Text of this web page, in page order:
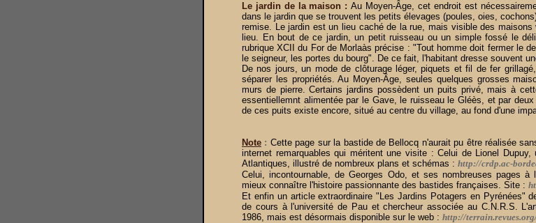
Le jardin de la maison :Au Moyen-Âge, cet endroit est
dans le jardin que se trouvent les petits élevages (poules, oies,
remise. Le jardin est un lieu caché de la rue, mais visible des
lieu. En bout de ce jardin, un petit ruisseau ou un simple fossé le
rubrique XCII du For de Morlaàs précise : "Tout homme doit fermer le
le seigneur, les portes du bourg". De ce fait, l'habitant dresse souvent
De nos jours, un mode de clôturage léger, piquets et fil de fer
séparer les propriétés. Au Moyen-Âge, seules quelques grosses
murs de pierre. Certains jardins possèdent un puits privé, mais à
essentiellemnt alimentée par le Gave, le ruisseau le Gléès, et par
de ces puits existe encore, situé au centre du village, au fond d'une
Note : Cette page sur la bastide de Bellocq n'aurait pu être réalisée
internet remarquables qui méritent une visite : Celui de Lionel
Atlantiques, illustré de nombreux plans et schémas : http://crdp.ac-
Celui, incontournable, de Georges Odo, et ses nombreuses pages à
mieux connaître l'histoire passionnante des bastides françaises. Site :
Et enfin un article extraordinaire "Les Jardins Potagers en Pyrénées"
de cours à l'université de Pau et chercheur associée au C.N.R.S.
1986, mais est désormais disponible sur le web : http://